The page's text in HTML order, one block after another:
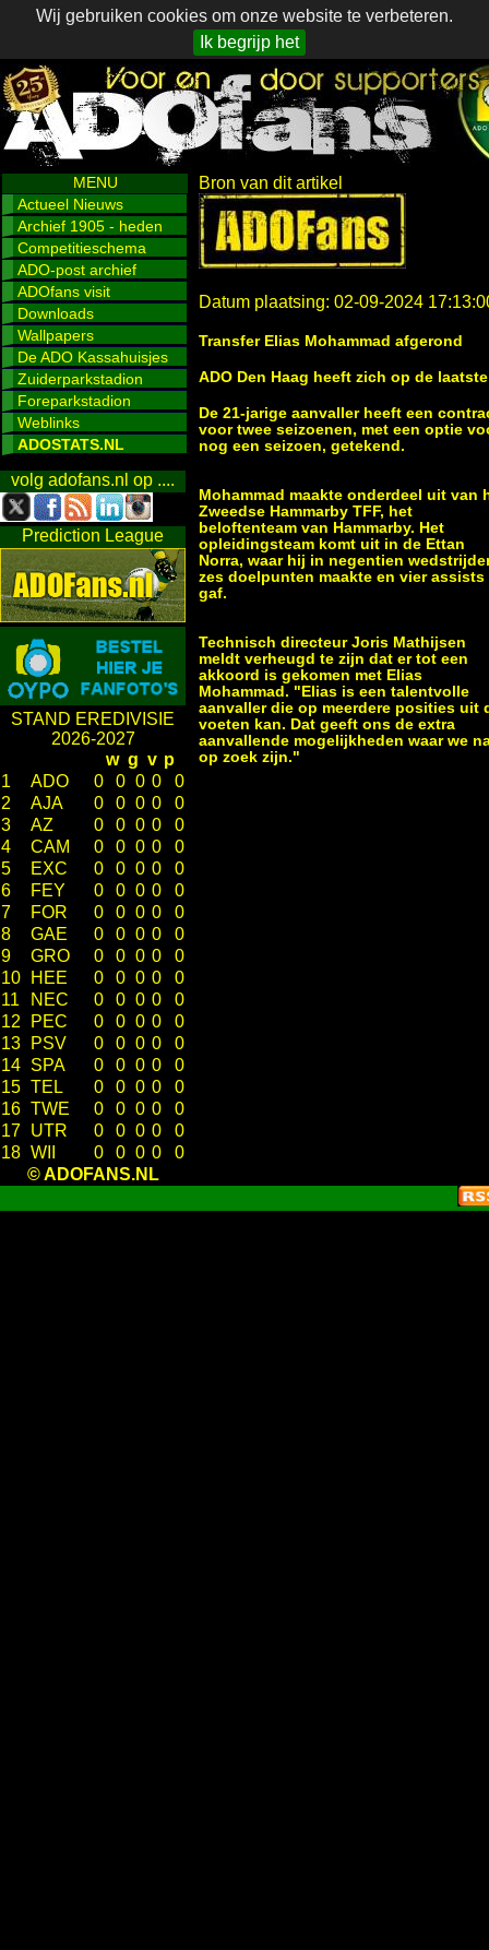
Wij gebruiken cookies om onze website te verbeteren.
Ik begrijp het
MENU
Actueel Nieuws
Archief 1905 - heden
Competitieschema
ADO-post archief
ADOfans visit
Downloads
Wallpapers
De ADO Kassahuisjes
Zuiderparkstadion
Foreparkstadion
Weblinks
ADOSTATS.NL
volg adofans.nl op ....
Prediction League
STAND EREDIVISIE
2026-2027
w g v p
1
ADO 0 0 0 0
0
2
AJA 0 0 0 0
0
3
AZ 0 0 0 0
0
4
CAM 0 0 0 0
0
5
EXC 0 0 0 0
0
6
FEY 0 0 0 0
0
7
FOR 0 0 0 0
0
8
GAE 0 0 0 0
0
9
GRO 0 0 0 0
0
10
HEE 0 0 0 0
0
11
NEC 0 0 0 0
0
12
PEC 0 0 0 0
0
13
PSV 0 0 0 0
0
14 SPA 0 0 0 0
0
15 TEL 0 0 0 0
0
16 TWE 0 0 0 0
0
17 UTR 0 0 0 0
0
18 WII 0 0 0 0
0
© ADOFANS.NL
Bron van dit artikel
Datum plaatsing: 02-09-2024
Transfer Elias Mohammad afgerond
ADO Den Haag heeft zich op de
De 21-jarige aanvaller heeft een
voor twee seizoenen, met een optie
nog een seizoen, getekend.
Mohammad maakte onderdeel uit van
Zweedse Hammarby TFF, het
beloftenteam van Hammarby. Het
opleidingsteam komt uit in de Ettan
Norra, waar hij in negentien
zes doelpunten maakte en vier assists
gaf.
Technisch directeur Joris Mathijsen
meldt verheugd te zijn dat er tot een
akkoord is gekomen met Elias
Mohammad. "Elias is een talentvolle
aanvaller die op meerdere posities uit
voeten kan. Dat geeft ons de extra
aanvallende mogelijkheden waar we
op zoek zijn."